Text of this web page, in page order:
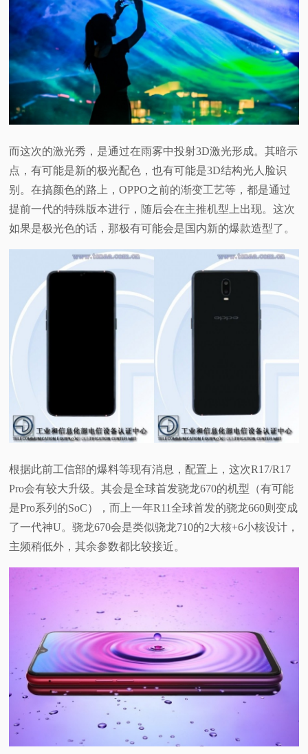
而这次的激光秀，是通过在雨雾中投射3D激光形成。其暗示
点，有可能是新的极光配色，也有可能是3D结构光人脸识
别。在搞颜色的路上，OPPO之前的渐变工艺等，都是通过
提前一代的特殊版本进行，随后会在主推机型上出现。这次
如果是极光色的话，那极有可能会是国内新的爆款造型了。
根据此前工信部的爆料等现有消息，配置上，这次R17/R17
Pro会有较大升级。其会是全球首发骁龙670的机型（有可能
是Pro系列的SoC），而上一年R11全球首发的骁龙660则变成
了一代神U。骁龙670会是类似骁龙710的2大核+6小核设计，
主频稍低外，其余参数都比较接近。